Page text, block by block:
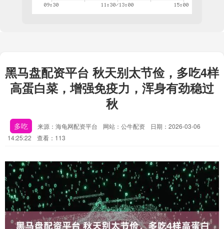
黑马盘配资平台 秋天别太节俭，多吃4样
高蛋白菜，增强免疫力，浑身有劲稳过
秋
多吃 来源：海龟网配资平台 网站：公牛配资
日期：2026-03-06
14:25:22
查看：113